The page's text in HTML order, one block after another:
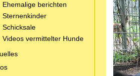
Ehemalige berichten
Sternenkinder
Schicksale
Videos vermittelter Hunde